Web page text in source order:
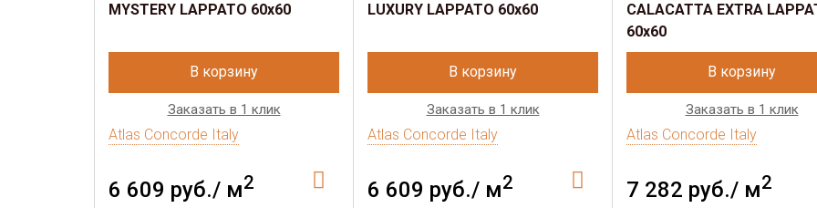
MYSTERY LAPPATO 60x60
В корзину
Заказать в 1 клик
Atlas Concorde Italy
6 609 руб./ м2
LUXURY LAPPATO 60x60
В корзину
Заказать в 1 клик
Atlas Concorde Italy
6 609 руб./ м2
CALACATTA EXTRA
60x60
В корзину
Заказать в 1 клик
Atlas Concorde Italy
7 282 руб./ м2